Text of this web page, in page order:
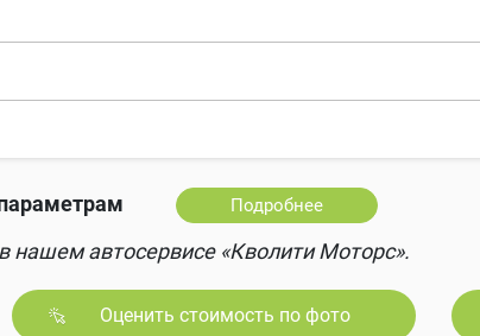
Подробнее
нашем автосервисе «Кволити Моторс».
Оценить стоимость по фото